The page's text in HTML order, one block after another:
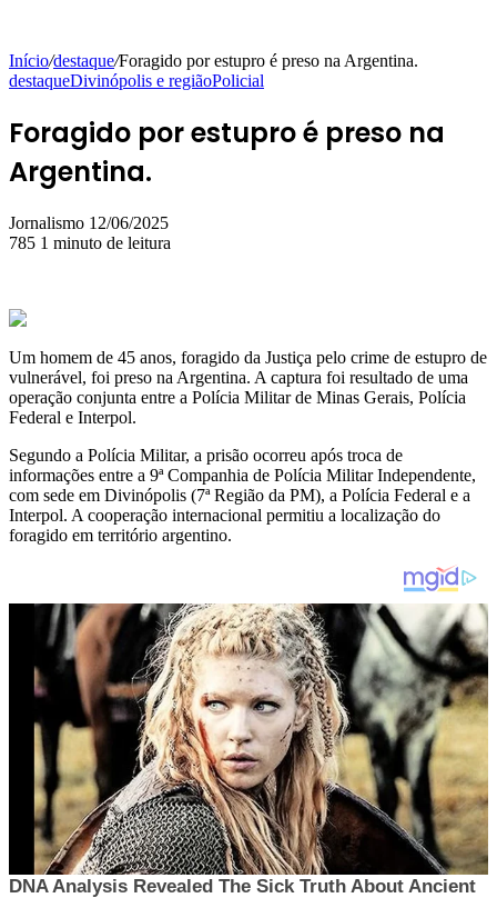
Início/destaque/Foragido por estupro é preso na Argentina.
destaqueDivinópolis e regiãoPolicial
Foragido por estupro é preso na
Argentina.
Jornalismo Mande
um
12/06/2025
785 1 minuto de leitura
Um homem de 45 anos, foragido da Justiça pelo crime de estupro de
vulnerável, foi preso na Argentina. A captura foi resultado de uma
operação conjunta entre a Polícia Militar de Minas Gerais, Polícia
Federal e Interpol.
Segundo a Polícia Militar, a prisão ocorreu após troca de
informações entre a 9ª Companhia de Polícia Militar Independente,
com sede em Divinópolis (7ª Região da PM), a Polícia Federal e a
Interpol. A cooperação internacional permitiu a localização do
foragido em território argentino.